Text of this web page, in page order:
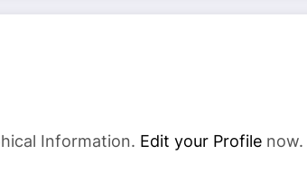
Information. Edit your Profile now.